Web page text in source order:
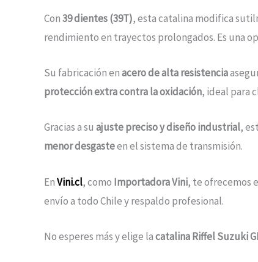
Con39 dientes (39T), esta catalina modifica
rendimiento en trayectos prolongados. Es una
Su fabricación enacero de alta resistencia
protección extra contra la oxidación, ideal para
Gracias a su ajuste preciso y diseño industrial,
menor desgasteen el sistema de transmisión.
EnVini.cl, como Importadora Vini, te ofrecemos
envío a todo Chile y respaldo profesional.
No esperes más y elige lacatalina Riffel Suzuki